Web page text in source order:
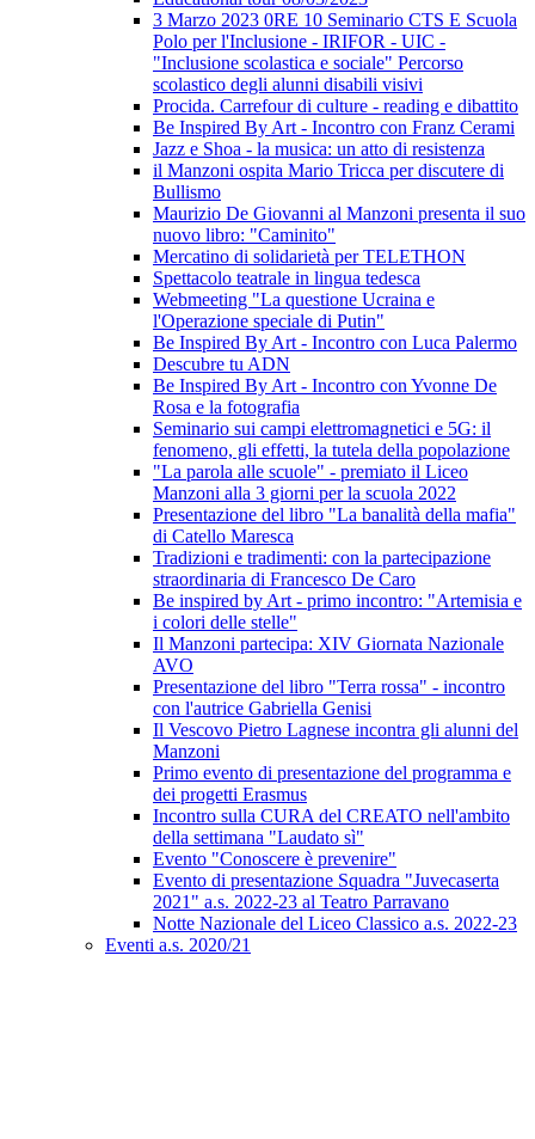
3 Marzo 2023 0RE 10 Seminario CTS E Scuola
Polo per l'Inclusione - IRIFOR - UIC -
"Inclusione scolastica e sociale" Percorso
scolastico degli alunni disabili visivi
Procida. Carrefour di culture - reading e dibattito
Be Inspired By Art - Incontro con Franz Cerami
Jazz e Shoa - la musica: un atto di resistenza
il Manzoni ospita Mario Tricca per discutere di
Bullismo
Maurizio De Giovanni al Manzoni presenta il suo
nuovo libro: "Caminito"
Mercatino di solidarietà per TELETHON
Spettacolo teatrale in lingua tedesca
Webmeeting "La questione Ucraina e
l'Operazione speciale di Putin"
Be Inspired By Art - Incontro con Luca Palermo
Descubre tu ADN
Be Inspired By Art - Incontro con Yvonne De
Rosa e la fotografia
Seminario sui campi elettromagnetici e 5G: il
fenomeno, gli effetti, la tutela della popolazione
"La parola alle scuole" - premiato il Liceo
Manzoni alla 3 giorni per la scuola 2022
Presentazione del libro "La banalità della mafia"
di Catello Maresca
Tradizioni e tradimenti: con la partecipazione
straordinaria di Francesco De Caro
Be inspired by Art - primo incontro: "Artemisia e
i colori delle stelle"
Il Manzoni partecipa: XIV Giornata Nazionale
AVO
Presentazione del libro "Terra rossa" - incontro
con l'autrice Gabriella Genisi
Il Vescovo Pietro Lagnese incontra gli alunni del
Manzoni
Primo evento di presentazione del programma e
dei progetti Erasmus
Incontro sulla CURA del CREATO nell'ambito
della settimana "Laudato sì"
Evento "Conoscere è prevenire"
Evento di presentazione Squadra "Juvecaserta
2021" a.s. 2022-23 al Teatro Parravano
Notte Nazionale del Liceo Classico a.s. 2022-23
Eventi a.s. 2020/21